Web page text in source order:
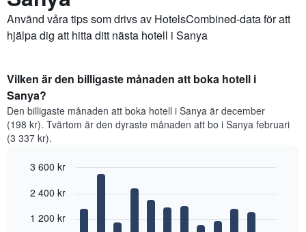
Använd våra tips som drivs av HotelsCombined-data för att
hjälpa dig att hitta ditt nästa hotell i Sanya
Vilken är den billigaste månaden att boka hotell i
Sanya?
Den billigaste månaden att boka hotell i Sanya är december
(198 kr). Tvärtom är den dyraste månaden att bo i Sanya februari
(3 337 kr).
chart
12
bars.
graphic.
1 200 kr
2 400 kr
3 600 kr